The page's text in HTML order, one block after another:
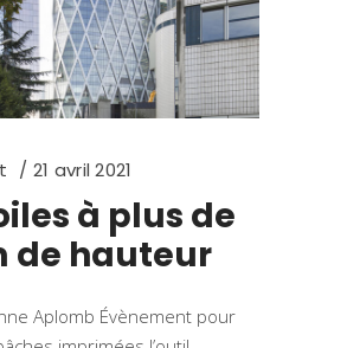
21 avril 2021
à plus de
de hauteur
Aplomb Évènement pour